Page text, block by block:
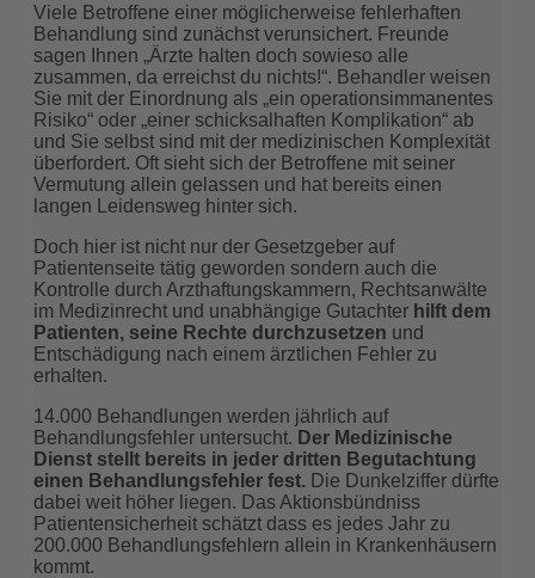
Team
Netzwerk
Philosophie
Karriere
Bewertungen
Unsere
Veröffentlichungen
Viele Betroffene einer möglicherweise fehlerhaften
Behandlung sind zunächst verunsichert. Freunde
sagen Ihnen „Ärzte halten doch sowieso alle
zusammen, da erreichst du nichts!“. Behandler weisen
Sie mit der Einordnung als „ein operationsimmanentes
Risiko“ oder „einer schicksalhaften Komplikation“ ab
und Sie selbst sind mit der medizinischen Komplexität
überfordert. Oft sieht sich der Betroffene mit seiner
Vermutung allein gelassen und hat bereits einen
langen Leidensweg hinter sich.
Doch hier ist nicht nur der Gesetzgeber auf
Patientenseite tätig geworden sondern auch die
Kontrolle durch Arzthaftungskammern, Rechtsanwälte
im Medizinrecht und unabhängige Gutachter hilft dem
Patienten, seine Rechte durchzusetzen und
Entschädigung nach einem ärztlichen Fehler zu
erhalten.
14.000 Behandlungen werden jährlich auf
Behandlungsfehler untersucht. Der Medizinische
Dienst stellt bereits in jeder dritten Begutachtung
einen Behandlungsfehler fest. Die Dunkelziffer dürfte
dabei weit höher liegen. Das Aktionsbündniss
Patientensicherheit schätzt dass es jedes Jahr zu
200.000 Behandlungsfehlern allein in Krankenhäusern
kommt.